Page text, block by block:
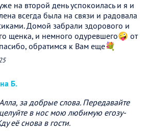
на второй день успокоилась и я и
всегда была на связи и радовала
Домой забрали здорового и
щенка, и немного одуревшего🤪 от
обратимся к Вам еще💐
Б.
за добрые слова. Передавайте
в нос мою любимую егозу-
её снова в гости.